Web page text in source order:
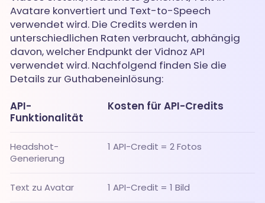
Avatare konvertiert und Text-to-Speech
verwendet wird. Die Credits werden in
unterschiedlichen Raten verbraucht, abhängig
davon, welcher Endpunkt der Vidnoz API
verwendet wird. Nachfolgend finden Sie die
Details zur Guthabeneinlösung:
API-
Funktionalität
Kosten für API-Credits
Headshot-
Generierung
1 API-Credit = 2 Fotos
Text zu Avatar 1 API-Credit = 1 Bild